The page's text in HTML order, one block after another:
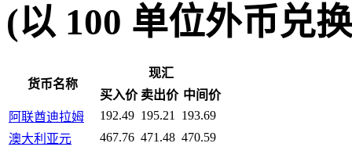
(以 100 单位外币兑
货币名称
现汇
买入价 卖出价 中间价
阿联酋迪拉姆
192.49 195.21
193.69
澳大利亚元
467.76 471.48 470.59